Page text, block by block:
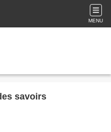
MENU
savoirs